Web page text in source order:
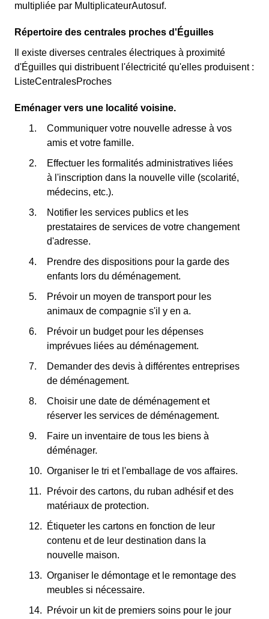
multipliée par MultiplicateurAutosuf.
Répertoire des centrales proches d'Éguilles
Il existe diverses centrales électriques à proximité
d'Éguilles qui distribuent l'électricité qu'elles produisent :
ListeCentralesProches
Eménager vers une localité voisine.
Communiquer votre nouvelle adresse à vos
amis et votre famille.
Effectuer les formalités administratives liées
à l'inscription dans la nouvelle ville (scolarité,
médecins, etc.).
Notifier les services publics et les
prestataires de services de votre changement
d'adresse.
Prendre des dispositions pour la garde des
enfants lors du déménagement.
Prévoir un moyen de transport pour les
animaux de compagnie s'il y en a.
Prévoir un budget pour les dépenses
imprévues liées au déménagement.
Demander des devis à différentes entreprises
de déménagement.
Choisir une date de déménagement et
réserver les services de déménagement.
Faire un inventaire de tous les biens à
déménager.
Organiser le tri et l'emballage de vos affaires.
Prévoir des cartons, du ruban adhésif et des
matériaux de protection.
Étiqueter les cartons en fonction de leur
contenu et de leur destination dans la
nouvelle maison.
Organiser le démontage et le remontage des
meubles si nécessaire.
Prévoir un kit de premiers soins pour le jour